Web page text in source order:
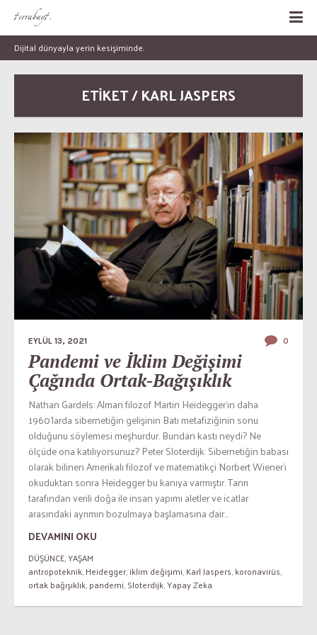
Dijital dünyayla yerin kesişiminde.
ETİKET / KARL JASPERS
EYLÜL 13, 2021 0
Pandemi ve İklim Değişimi
Çağında Ortak-Bağışıklık
Nathan Gardels: Alman filozof Martin Heidegger’ın daha
1960’larda sibernetiğin gelişinin Batı metafiziğinin sonu
olduğunu söylemesi meşhurdur. Bundan kastı neydi? Ne
ölçüde ona katılıyorsunuz? Peter Sloterdijk: Sibernetiğin babası
olarak bilinen Amerikalı filozof ve matematikçi Norbert Wiener’ı
okuduktan sonra Heidegger bu kanıya varmıştır. Tanrı
tarafından verili doğa ile insan yapımı aletler ve icatlar
arasındaki ayrımın bozulmaya başlamasına dair...
DEVAMINI OKU
DÜŞÜNCE,YAŞAM
antropoteknik,Heidegger,iklim değişimi,Karl Jaspers,koronavirüs,
ortak bağışıklık,pandemi,Sloterdijk,Yapay Zeka